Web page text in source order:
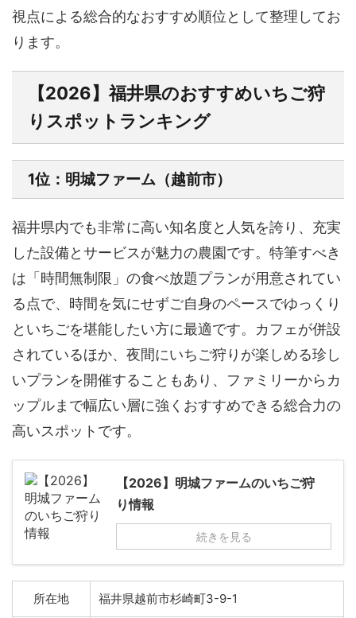
視点による総合的なおすすめ順位として整理してお
ります。
【2026】福井県のおすすめいちご狩
りスポットランキング
1位：明城ファーム（越前市）
福井県内でも非常に高い知名度と人気を誇り、充実
した設備とサービスが魅力の農園です。特筆すべき
は「時間無制限」の食べ放題プランが用意されてい
る点で、時間を気にせずご自身のペースでゆっくり
といちごを堪能したい方に最適です。カフェが併設
されているほか、夜間にいちご狩りが楽しめる珍し
いプランを開催することもあり、ファミリーからカ
ップルまで幅広い層に強くおすすめできる総合力の
高いスポットです。
【2026】明城ファームのいちご狩
り情報
続きを見る
所在地 福井県越前市杉崎町3-9-1